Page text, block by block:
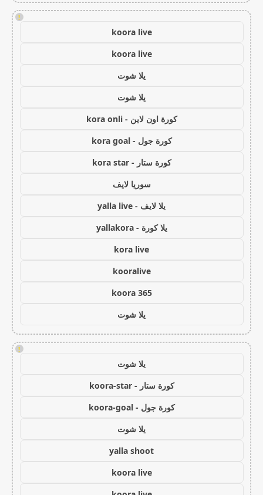
!
koora live
koora live
يلا شوت
يلا شوت
كورة اون لاين - kora onli
كورة جول - kora goal
كورة ستار - kora star
سوريا لايف
يلا لايف - yalla live
يلا كورة - yallakora
kora live
kooralive
koora 365
يلا شوت
!
يلا شوت
كورة ستار - koora-star
كورة جول - koora-goal
يلا شوت
yalla shoot
koora live